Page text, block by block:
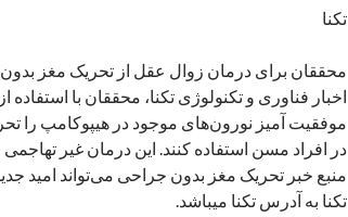
تکنا
محققان برای درمان زوال عقل از تحریک مغز
اخبار فناوری و تکنولوژی تکنا، محققان با استفاده
موفقیت آمیز نورون‌های موجود در هیپوکامپ را
در افراد مسن استفاده کنند. این درمان غیر تهاجمی
منبع خبر تحریک مغز بدون جراحی می‌تواند امید
تکنا به آدرس تکنا میباشد.